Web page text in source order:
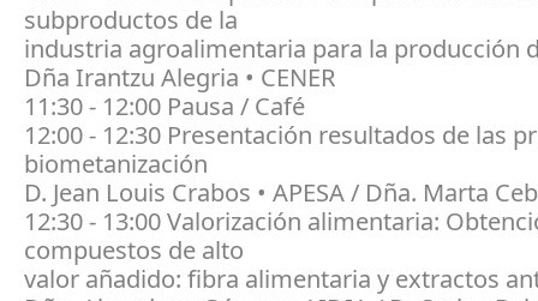
subproductos de la
industria agroalimentaria para la producción
Dña Irantzu Alegria • CENER
11:30 - 12:00 Pausa / Café
12:00 - 12:30 Presentación resultados de las
biometanización
D. Jean Louis Crabos • APESA / Dña. Marta
12:30 - 13:00 Valorización alimentaria:
compuestos de alto
valor añadido: fibra alimentaria y extractos